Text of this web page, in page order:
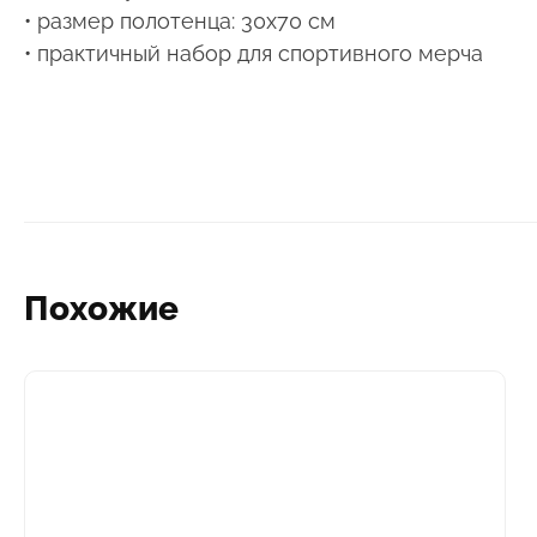
• размер полотенца: 30х70 см
• практичный набор для спортивного мерча
Похожие